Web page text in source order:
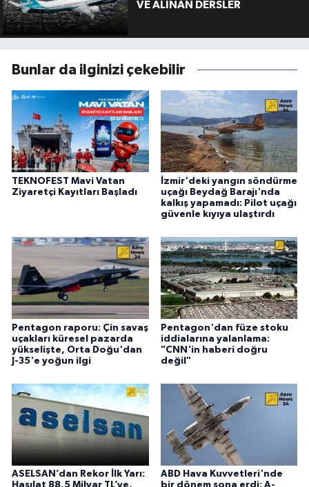
VE ALINAN DERSLER
Bunlar da ilginizi çekebilir
TEKNOFEST Mavi Vatan
Ziyaretçi Kayıtları Başladı
İzmir'deki yangın söndürme
uçağı Beydağ Barajı'nda
kalkış yapamadı: Pilot uçağı
güvenle kıyıya ulaştırdı
Pentagon raporu: Çin savaş
uçakları küresel pazarda
yükselişte, Orta Doğu'dan
J-35'e yoğun ilgi
Pentagon'dan füze stoku
iddialarına yalanlama:
"CNN'in haberi doğru
değil"
ASELSAN’dan Rekor İlk Yarı:
ABD Hava Kuvvetleri'nde